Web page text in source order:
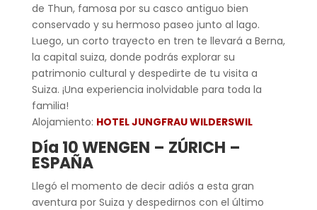
de Thun, famosa por su casco antiguo bien
conservado y su hermoso paseo junto al lago.
Luego, un corto trayecto en tren te llevará a Berna,
la capital suiza, donde podrás explorar su
patrimonio cultural y despedirte de tu visita a
Suiza. ¡Una experiencia inolvidable para toda la
familia!
Alojamiento: HOTEL JUNGFRAU WILDERSWIL
Día 10 WENGEN – ZÚRICH –
ESPAÑA
Llegó el momento de decir adiós a esta gran
aventura por Suiza y despedirnos con el último